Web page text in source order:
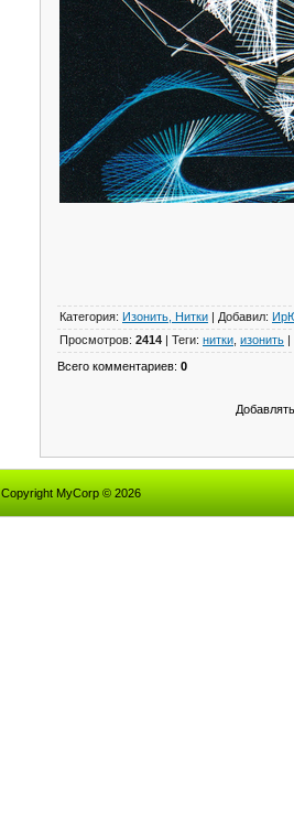
Категория: Изонить, Нитки | Добавил:
Просмотров: 2414 | Теги: нитки изонить |
Всего комментариев: 0
Copyright MyCorp © 2026